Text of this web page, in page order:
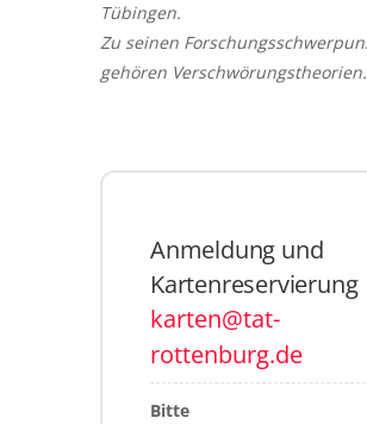
Tübingen.
Zu seinen
gehören Verschwörungstheorien.
Anmeldung und
Kartenreservierung
karten@tat-
rottenburg.de
Bitte